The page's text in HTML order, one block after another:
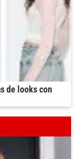
de looks con